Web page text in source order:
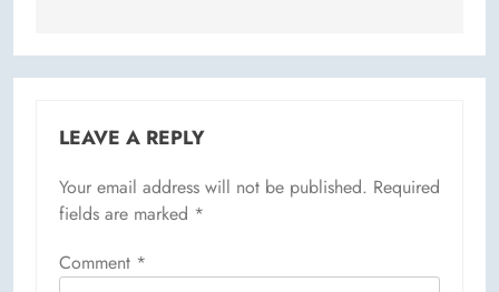
LEAVE A REPLY
Your email address will not be published. Required
fields are marked *
Comment *